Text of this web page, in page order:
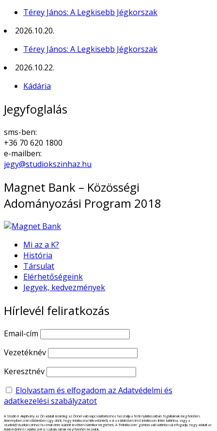
Térey János: A Legkisebb Jégkorszak
2026.10.20.
Térey János: A Legkisebb Jégkorszak
2026.10.22.
Kádária
Jegyfoglalás
sms-ben:
+36 70 620 1800
e-mailben:
jegy@studiokszinhaz.hu
Magnet Bank – Közösségi
Adományozási Program 2018
Mi az a K?
História
Társulat
Elérhetőségeink
Jegyek, kedvezmények
Hírlevél feliratkozás
Email-cím
Vezetéknév
Keresztnév
Elolvastam és elfogadom az Adatvédelmi és
adatkezelési szabályzatot
A Stúdió K Alapítvány az Ön adatait kizárólag az Önnel való kapcsolattartáshoz használja a fenti nyilatkozatban foglaltaknak megfelelően.
Amennyiben a későbbiekben úgy dönt, hogy leiratkozna hírlevelünkről, ezt a a láblécben lévő leiratkozás linkre kattintva, vagy a
studiok@studiokszinhaz.hu email címre küldött levélben bármikor megteheti. A 'Feliratkozom' gombra való kattintással elfogadja, hogy adatait az
Adatvédelmi és adatkezelési szabályzatnak megfelelően kezeljük.